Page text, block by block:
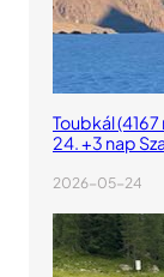
Toubkál
24. +3 nap
2026-05-24